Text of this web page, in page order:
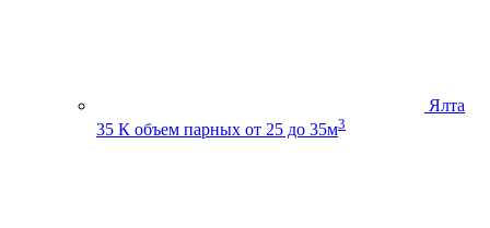
Ялта
35 К объем парных от 25 до 35м3